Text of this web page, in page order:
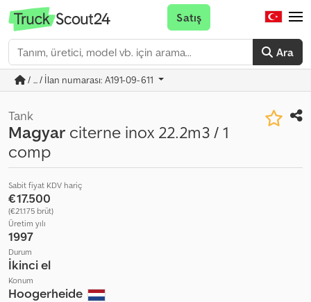
Ara
Satış
/ ... / İlan numarası: A191-09-611
Tank
Magyar citerne inox 22.2m3 / 1
comp
Sabit fiyat KDV hariç
€17.500
(€21.175 brüt)
Üretim yılı
1997
Durum
İkinci el
Konum
Hoogerheide